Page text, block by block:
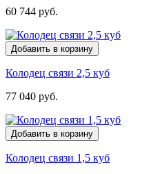
60 744 руб.
Добавить в корзину
Колодец связи 2,5 куб
77 040 руб.
Добавить в корзину
Колодец связи 1,5 куб